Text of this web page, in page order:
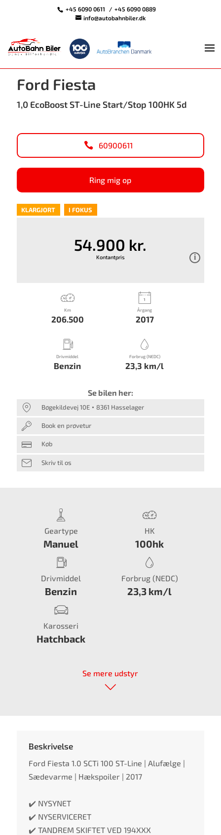
+45 6090 0611
+45 6090 0889
info@autobahnbiler.dk
<Tilbage til søgeresultat
Ford Fiesta
1,0 EcoBoost ST-Line Start/Stop 100HK 5d
60900611
Ring mig op
KLARGJORT I FOKUS
54.900 kr.
Kontantpris
Km
206.500
Årgang
2017
Drivmiddel
Benzin
Forbrug (NEDC)
23,3 km/l
Se bilen her:
Bøgekildevej 10E 8361 Hasselager
Book en prøvetur
Køb
Skriv til os
Geartype
Manuel
HK
100hk
Drivmiddel
Benzin
Forbrug (NEDC)
23,3 km/l
Karosseri
Hatchback
Se mere udstyr
Beskrivelse
Ford Fiesta 1.0 SCTi 100 ST-Line | Alufælge |
Sædevarme | Hækspoiler | 2017
✔️ NYSYNET
✔️ NYSERVICERET
✔️ TANDREM SKIFTET VED 194XXX